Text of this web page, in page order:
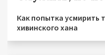
Как попытка усмирить
хивинского хана